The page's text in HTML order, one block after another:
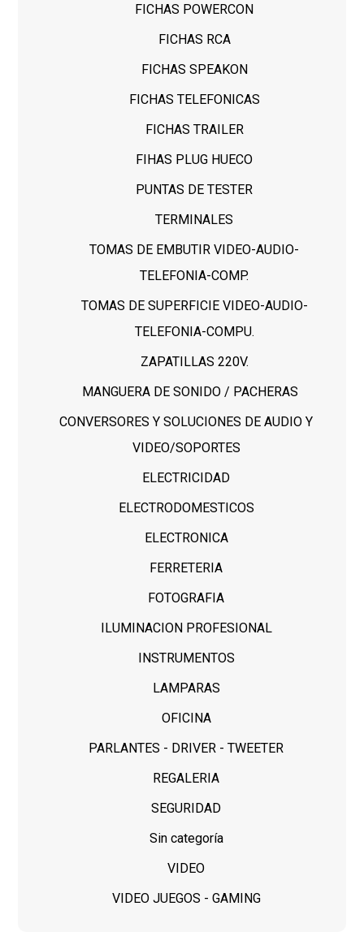
FICHAS POWERCON
FICHAS RCA
FICHAS SPEAKON
FICHAS TELEFONICAS
FICHAS TRAILER
FIHAS PLUG HUECO
PUNTAS DE TESTER
TERMINALES
TOMAS DE EMBUTIR VIDEO-AUDIO-
TELEFONIA-COMP.
TOMAS DE SUPERFICIE VIDEO-AUDIO-
TELEFONIA-COMPU.
ZAPATILLAS 220V.
MANGUERA DE SONIDO / PACHERAS
CONVERSORES Y SOLUCIONES DE AUDIO Y
VIDEO/SOPORTES
ELECTRICIDAD
ELECTRODOMESTICOS
ELECTRONICA
FERRETERIA
FOTOGRAFIA
ILUMINACION PROFESIONAL
INSTRUMENTOS
LAMPARAS
OFICINA
PARLANTES - DRIVER - TWEETER
REGALERIA
SEGURIDAD
Sin categoría
VIDEO
VIDEO JUEGOS - GAMING